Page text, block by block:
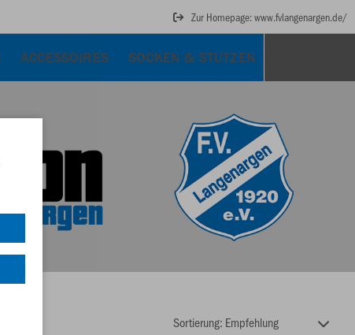
Zur Homepage: www.fvlangenargen.de/
ACCESSOIRES SOCKEN & STUTZEN